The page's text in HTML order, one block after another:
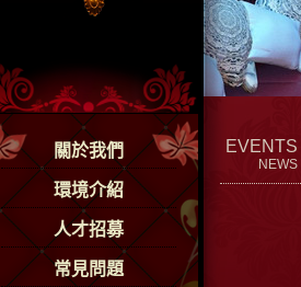
關於我們
環境介紹
人才招募
常見問題
EVENTS
NEWS